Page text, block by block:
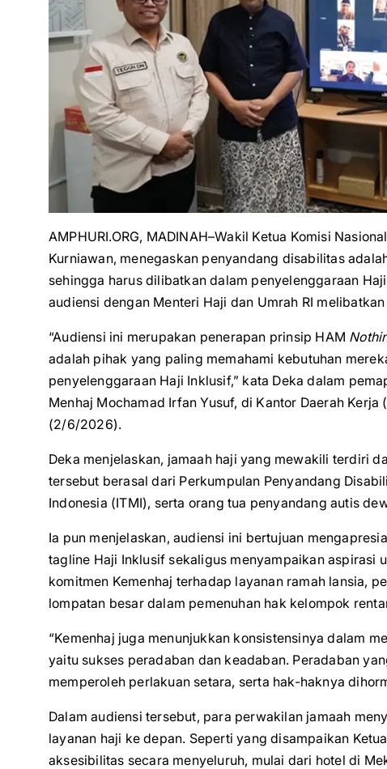
AMPHURI.ORG, MADINAH–Wakil Ketua Komisi
Kurniawan, menegaskan penyandang disabilitas
sehingga harus dilibatkan dalam penyelenggaraan
audiensi dengan Menteri Haji dan Umrah RI
“Audiensi ini merupakan penerapan prinsip HAM
adalah pihak yang paling memahami kebutuhan
penyelenggaraan Haji Inklusif,” kata Deka dalam
Menhaj Mochamad Irfan Yusuf, di Kantor Daerah
(2/6/2026).
Deka menjelaskan, jamaah haji yang mewakili terdiri
tersebut berasal dari Perkumpulan Penyandang
Indonesia (ITMI), serta orang tua penyandang autis
Ia pun menjelaskan, audiensi ini bertujuan
tagline Haji Inklusif sekaligus menyampaikan aspirasi
komitmen Kemenhaj terhadap layanan ramah lansia,
lompatan besar dalam pemenuhan hak kelompok
“Kemenhaj juga menunjukkan konsistensinya dalam
yaitu sukses peradaban dan keadaban. Peradaban
memperoleh perlakuan setara, serta hak-haknya
Dalam audiensi tersebut, para perwakilan jamaah
layanan haji ke depan. Seperti yang disampaikan
aksesibilitas secara menyeluruh, mulai dari hotel di